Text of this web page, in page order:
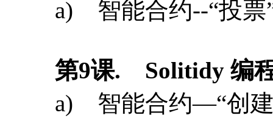
b) 智能合约--“公开
第10课
. 去中心化
a) 以太坊web3接口